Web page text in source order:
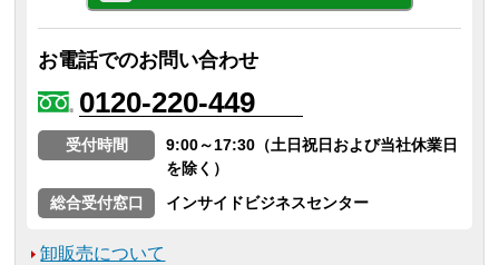
お電話でのお問い合わせ
0120-220-449
受付時間
9:00～17:30（土日祝日および当社休業日
を除く）
総合受付窓口
インサイドビジネスセンター
卸販売について